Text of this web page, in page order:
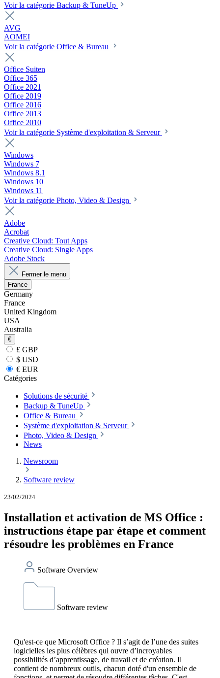
Voir la catégorie Backup & TuneUp
AVG
AOMEI
Voir la catégorie Office & Bureau
Office Suiten
Office 365
Office 2021
Office 2019
Office 2016
Office 2013
Office 2010
Voir la catégorie Système d'exploitation & Serveur
Windows
Windows 7
Windows 8.1
Windows 10
Windows 11
Voir la catégorie Photo, Video & Design
Adobe
Acrobat
Creative Cloud: Tout Apps
Creative Cloud: Single Apps
Adobe Stock
Fermer le menu
France
Germany
France
United Kingdom
USA
Australia
€
£ GBP
$ USD
€ EUR
Catégories
Solutions de sécurité
Backup & TuneUp
Office & Bureau
Système d'exploitation & Serveur
Photo, Video & Design
News
Newsroom
Software review
23/02/2024
Installation et activation de MS Office :
instructions étape par étape et comment
résoudre les problèmes en France
Software Overview
Software review
Qu'est-ce que Microsoft Office ? Il s’agit de l’une des suites
logicielles les plus célèbres qui ouvre d’incroyables
possibilités d’apprentissage, de travail et de création. Il
contient de nombreux outils, chacun doté d'un ensemble de